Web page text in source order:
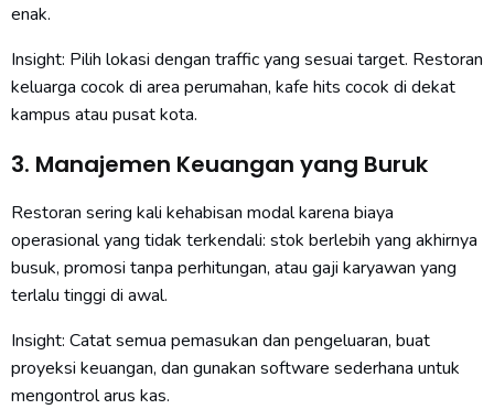
enak.
Insight: Pilih lokasi dengan traffic yang sesuai target. Restoran
keluarga cocok di area perumahan, kafe hits cocok di dekat
kampus atau pusat kota.
3. Manajemen Keuangan yang Buruk
Restoran sering kali kehabisan modal karena biaya
operasional yang tidak terkendali: stok berlebih yang akhirnya
busuk, promosi tanpa perhitungan, atau gaji karyawan yang
terlalu tinggi di awal.
Insight: Catat semua pemasukan dan pengeluaran, buat
proyeksi keuangan, dan gunakan software sederhana untuk
mengontrol arus kas.